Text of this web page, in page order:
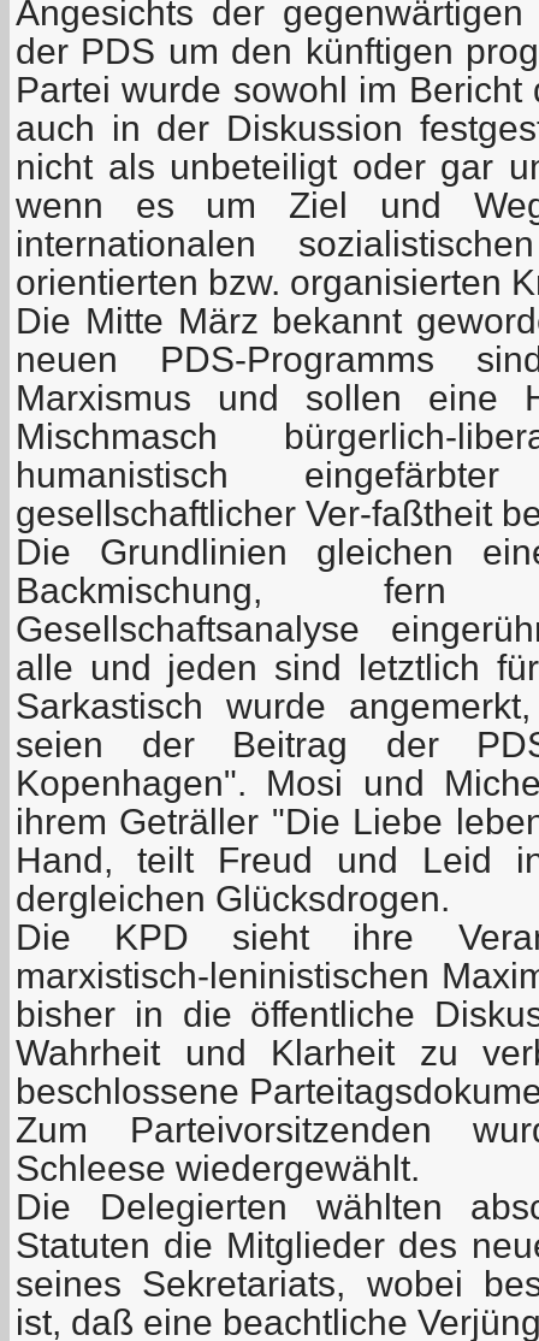
Angesichts der
der PDS um den künftigen
Partei wurde sowohl im Bericht
auch in der Diskussion
nicht als unbeteiligt oder gar
wenn es um Ziel und
internationalen
orientierten bzw. organisierten
Die Mitte März bekannt
neuen PDS-Programms
Marxismus und sollen eine
Mischmasch bürgerlich-
humanistisch eingefärbter
gesellschaftlicher Ver-faßtheit
Die Grundlinien gleichen
Backmischung,
Gesellschaftsanalyse
alle und jeden sind letztlich
Sarkastisch wurde
seien der Beitrag der
Kopenhagen". Mosi und
ihrem Geträller "Die Liebe
Hand, teilt Freud und Leid
dergleichen Glücksdrogen.
Die KPD sieht ihre
marxistisch-leninistischen
bisher in die öffentliche
Wahrheit und Klarheit zu
beschlossene
Zum Parteivorsitzenden
Schleese wiedergewählt.
Die Delegierten wählten
Statuten die Mitglieder des
seines Sekretariats, wobei
ist, daß eine beachtliche